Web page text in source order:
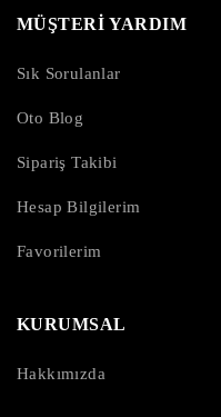
MÜŞTERİ YARDIM
Sık Sorulanlar
Oto Blog
Sipariş Takibi
Hesap Bilgilerim
Favorilerim
KURUMSAL
Hakkımızda